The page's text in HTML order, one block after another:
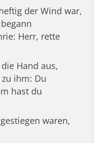
der Wind war,
Herr, rette
Hand aus,
ihm: Du
hast du
waren,